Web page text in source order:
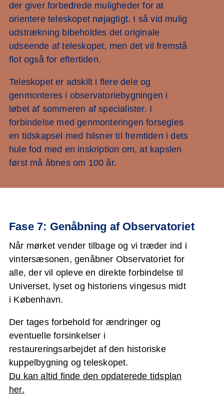
der giver forbedrede muligheder for at
orientere teleskopet nøjagtigt. I så vid mulig
udstrækning bibeholdes det originale
udseende af teleskopet, men det vil fremstå
flot også for eftertiden.
Teleskopet er adskilt i flere dele og
genmonteres i observatoriebygningen i
løbet af sommeren af specialister. I
forbindelse med genmonteringen forsegles
en tidskapsel med hilsner til fremtiden i dets
hule fod med en inskription om, at kapslen
først må åbnes om 100 år.
Fase 7: Genåbning af Observatoriet
Når mørket vender tilbage og vi træder ind i
vintersæsonen, genåbner Observatoriet for
alle, der vil opleve en direkte forbindelse til
Universet, lyset og historiens vingesus midt
i København.
Der tages forbehold for ændringer og
eventuelle forsinkelser i
restaureringsarbejdet af den historiske
kuppelbygning og teleskopet.
Du kan altid finde den opdaterede tidsplan
her.